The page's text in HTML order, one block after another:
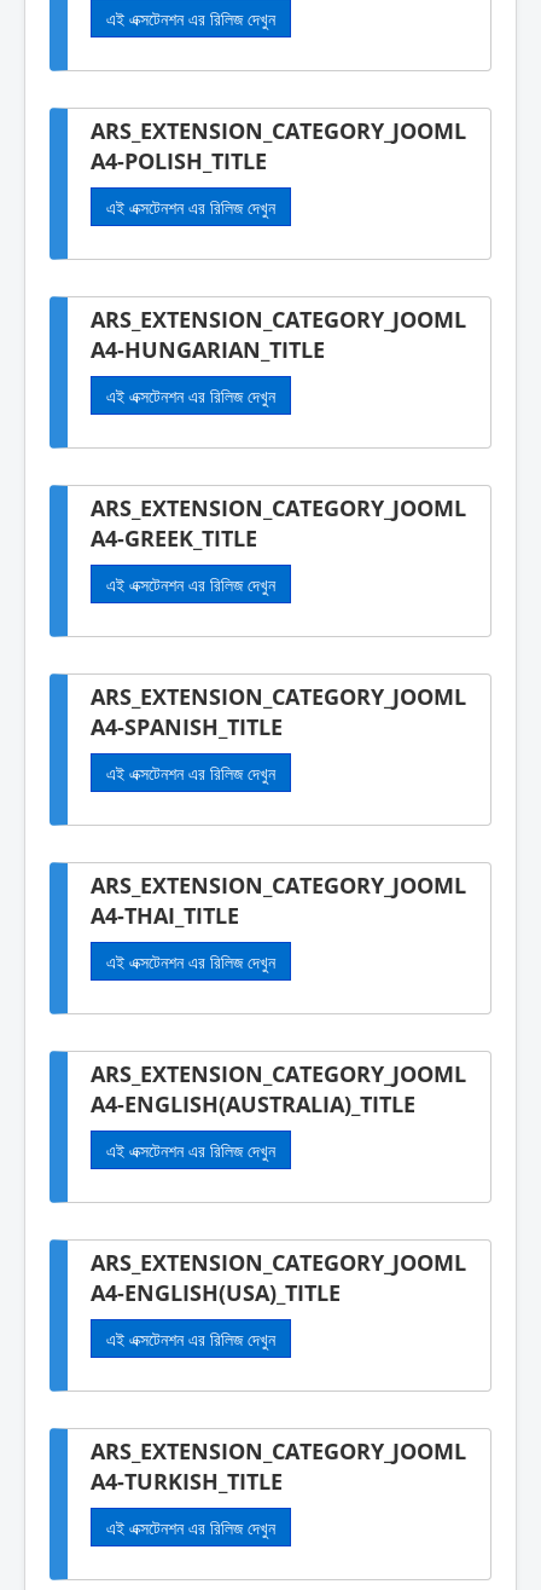
এই এক্সটেনশন এর রিলিজ দেখুন
ARS_EXTENSION_CATEGORY_JOOML
A4-POLISH_TITLE
এই এক্সটেনশন এর রিলিজ দেখুন
ARS_EXTENSION_CATEGORY_JOOML
A4-HUNGARIAN_TITLE
এই এক্সটেনশন এর রিলিজ দেখুন
ARS_EXTENSION_CATEGORY_JOOML
A4-GREEK_TITLE
এই এক্সটেনশন এর রিলিজ দেখুন
ARS_EXTENSION_CATEGORY_JOOML
A4-SPANISH_TITLE
এই এক্সটেনশন এর রিলিজ দেখুন
ARS_EXTENSION_CATEGORY_JOOML
A4-THAI_TITLE
এই এক্সটেনশন এর রিলিজ দেখুন
ARS_EXTENSION_CATEGORY_JOOML
A4-ENGLISH(AUSTRALIA)_TITLE
এই এক্সটেনশন এর রিলিজ দেখুন
ARS_EXTENSION_CATEGORY_JOOML
A4-ENGLISH(USA)_TITLE
এই এক্সটেনশন এর রিলিজ দেখুন
ARS_EXTENSION_CATEGORY_JOOML
A4-TURKISH_TITLE
এই এক্সটেনশন এর রিলিজ দেখুন